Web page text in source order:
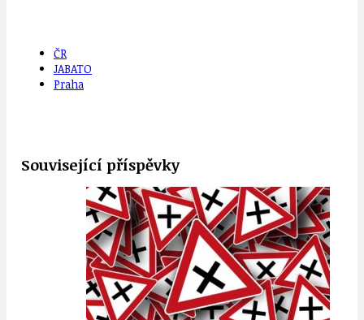
ČR
JABATO
Praha
Související příspěvky